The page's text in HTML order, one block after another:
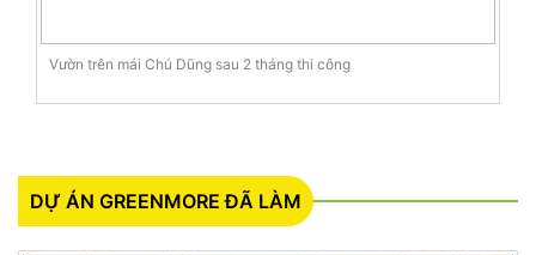
Vườn trên mái Chú Dũng sau 2 tháng thi công
DỰ ÁN GREENMORE ĐÃ LÀM